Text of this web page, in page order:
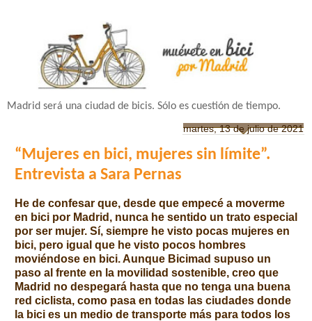
Madrid será una ciudad de bicis. Sólo es cuestión de tiempo.
martes, 13 de julio de 2021
“Mujeres en bici, mujeres sin límite”.
Entrevista a Sara Pernas
He de confesar que, desde que empecé a moverme
en bici por Madrid, nunca he sentido un trato especial
por ser mujer. Sí, siempre he visto pocas mujeres en
bici, pero igual que he visto pocos hombres
moviéndose en bici. Aunque Bicimad supuso un
paso al frente en la movilidad sostenible, creo que
Madrid no despegará hasta que no tenga una buena
red ciclista, como pasa en todas las ciudades donde
la bici es un medio de transporte más para todos los